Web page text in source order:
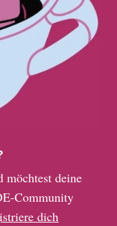
möchtest deine
Community
dich